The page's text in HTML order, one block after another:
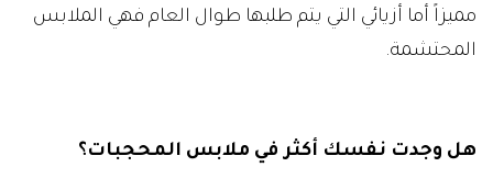
مميزاً أما أزيائي التي يتم طلبها طوال العام فهي الملابس
المحتشمة.
هل وجدت نفسك أكثر في ملابس المحجبات؟